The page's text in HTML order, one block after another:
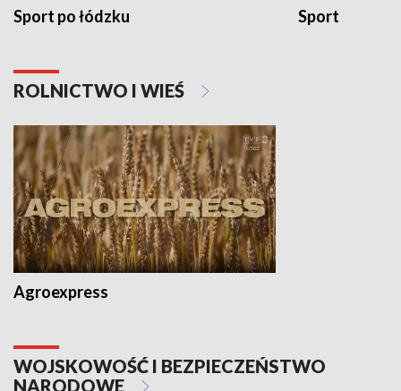
Sport po łódzku Sport
ROLNICTWO I WIEŚ
Agroexpress
WOJSKOWOŚĆ I BEZPIECZEŃSTWO
NARODOWE